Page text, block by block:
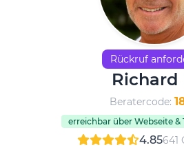
Rückruf
Richard
Beratercode:
erreichbar über Webseite &
4.85641